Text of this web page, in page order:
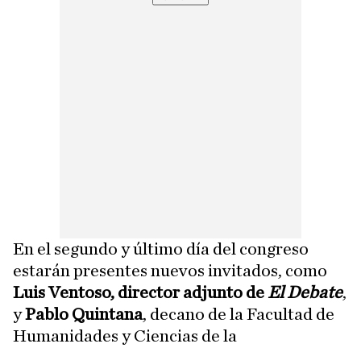
En el segundo y último día del congreso
estarán presentes nuevos invitados, como
Luis Ventoso, director adjunto deEl Debate,
yPablo Quintana, decano de la Facultad de
Humanidades y Ciencias de la